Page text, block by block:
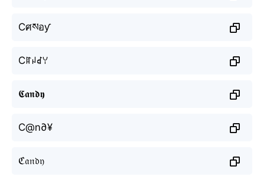
Cศསอƴ
Cꍏꈤꀸꌩ
𝕮𝖆𝖓𝖉𝖞
C@n∂¥
ℭ𝔞𝔫𝔡𝔶